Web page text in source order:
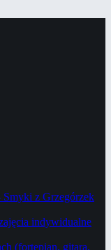
z Grzegórzek
indywidualne
(fortepian, gitara,